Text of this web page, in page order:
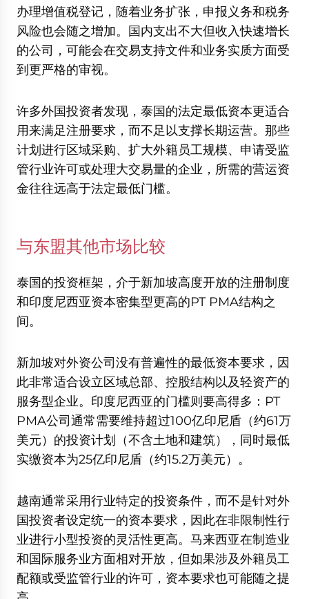
办理增值税登记，随着业务扩张，申报义务和税务
风险也会随之增加。国内支出不大但收入快速增长
的公司，可能会在交易支持文件和业务实质方面受
到更严格的审视。
许多外国投资者发现，泰国的法定最低资本更适合
用来满足注册要求，而不足以支撑长期运营。那些
计划进行区域采购、扩大外籍员工规模、申请受监
管行业许可或处理大交易量的企业，所需的营运资
金往往远高于法定最低门槛。
与东盟其他市场比较
泰国的投资框架，介于新加坡高度开放的注册制度
和印度尼西亚资本密集型更高的PT PMA结构之
间。
新加坡对外资公司没有普遍性的最低资本要求，因
此非常适合设立区域总部、控股结构以及轻资产的
服务型企业。印度尼西亚的门槛则要高得多：PT
PMA公司通常需要维持超过100亿印尼盾（约61万
美元）的投资计划（不含土地和建筑），同时最低
实缴资本为25亿印尼盾（约15.2万美元）。
越南通常采用行业特定的投资条件，而不是针对外
国投资者设定统一的资本要求，因此在非限制性行
业进行小型投资的灵活性更高。马来西亚在制造业
和国际服务业方面相对开放，但如果涉及外籍员工
配额或受监管行业的许可，资本要求也可能随之提